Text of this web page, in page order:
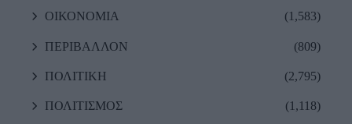
ΟΙΚΟΝΟΜΙΑ (1,583)
ΠΕΡΙΒΑΛΛΟΝ (809)
ΠΟΛΙΤΙΚΗ (2,795)
ΠΟΛΙΤΙΣΜΟΣ (1,118)